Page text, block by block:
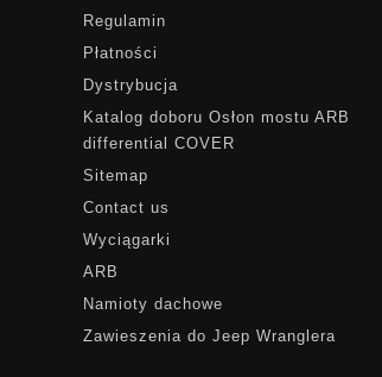
Regulamin
Płatności
Dystrybucja
Katalog doboru Osłon mostu ARB
differential COVER
Sitemap
Contact us
Wyciągarki
ARB
Namioty dachowe
Zawieszenia do Jeep Wranglera